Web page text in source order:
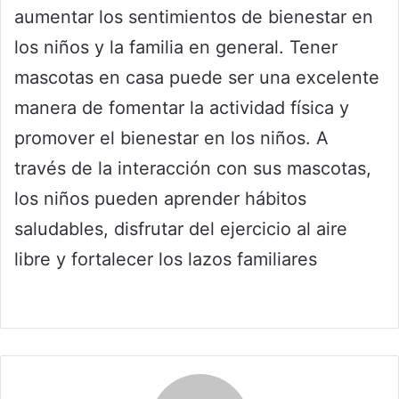
aumentar los sentimientos de bienestar en
los niños y la familia en general. Tener
mascotas en casa puede ser una excelente
manera de fomentar la actividad física y
promover el bienestar en los niños. A
través de la interacción con sus mascotas,
los niños pueden aprender hábitos
saludables, disfrutar del ejercicio al aire
libre y fortalecer los lazos familiares